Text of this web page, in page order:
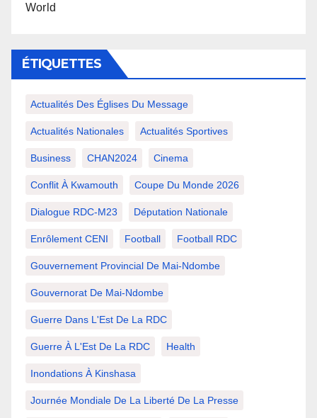
World
ÉTIQUETTES
Actualités Des Églises Du Message
Actualités Nationales Actualités Sportives
Business CHAN2024 Cinema
Conflit À Kwamouth Coupe Du Monde 2026
Dialogue RDC-M23 Députation Nationale
Enrôlement CENI Football Football RDC
Gouvernement Provincial De Mai-Ndombe
Gouvernorat De Mai-Ndombe
Guerre Dans L'Est De La RDC
Guerre À L'Est De La RDC Health
Inondations À Kinshasa
Journée Mondiale De La Liberté De La Presse